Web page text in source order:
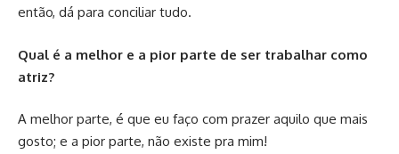
então, dá para conciliar tudo.
Qual é a melhor e a pior parte de ser trabalhar como
atriz?
A melhor parte, é que eu faço com prazer aquilo que mais
gosto; e a pior parte, não existe pra mim!